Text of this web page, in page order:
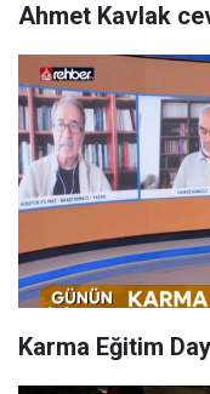
Ahmet Kavlak
Karma Eğitim